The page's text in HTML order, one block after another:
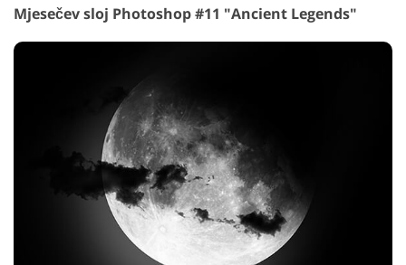
Mjesečev sloj Photoshop #11 "Ancient Legends"